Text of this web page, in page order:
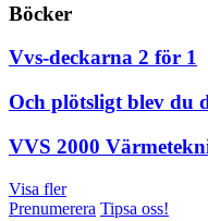
Böcker
Vvs-deckarna 2 för 1
Och plötsligt blev du
VVS 2000
Visa fler
Prenumerera Tipsa oss!